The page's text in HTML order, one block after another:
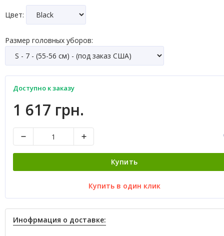
Цвет:
Размер головных уборов:
Доступно к заказу
1 617 грн.
Купить
Купить в один клик
Инофрмация о доставке: